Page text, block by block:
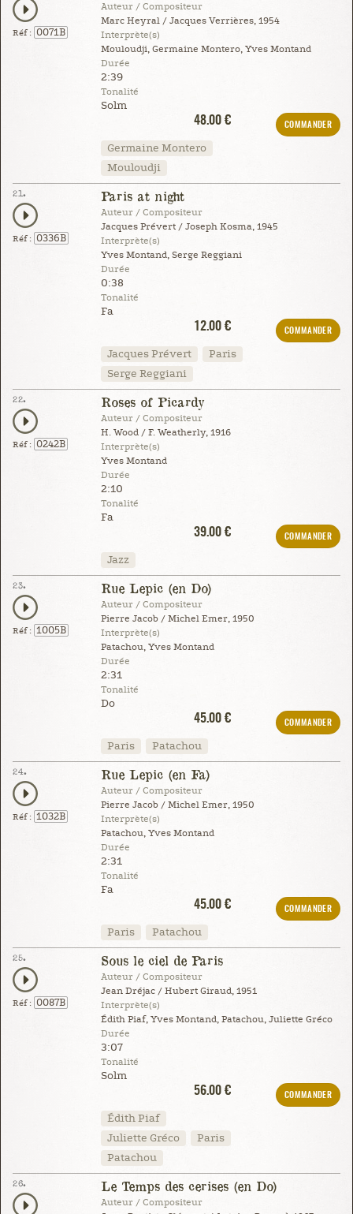
Réf : 0071B
Auteur / Compositeur
Marc Heyral / Jacques Verrières, 1954
Interprète(s)
Mouloudji, Germaine Montero, Yves Montand
Durée
2:39
Tonalité
Solm
48.00 €
COMMANDER
Germaine Montero
Mouloudji
21.
Réf : 0336B
Paris at night
Auteur / Compositeur
Jacques Prévert / Joseph Kosma, 1945
Interprète(s)
Yves Montand, Serge Reggiani
Durée
0:38
Tonalité
Fa
12.00 €
COMMANDER
Jacques Prévert
Paris
Serge Reggiani
22.
Réf : 0242B
Roses of Picardy
Auteur / Compositeur
H. Wood / F. Weatherly, 1916
Interprète(s)
Yves Montand
Durée
2:10
Tonalité
Fa
39.00 €
COMMANDER
Jazz
23.
Réf : 1005B
Rue Lepic (en Do)
Auteur / Compositeur
Pierre Jacob / Michel Emer, 1950
Interprète(s)
Patachou, Yves Montand
Durée
2:31
Tonalité
Do
45.00 €
COMMANDER
Paris Patachou
24.
Réf : 1032B
Rue Lepic (en Fa)
Auteur / Compositeur
Pierre Jacob / Michel Emer, 1950
Interprète(s)
Patachou, Yves Montand
Durée
2:31
Tonalité
Fa
45.00 €
COMMANDER
Paris Patachou
25.
Réf : 0087B
Sous le ciel de Paris
Auteur / Compositeur
Jean Dréjac / Hubert Giraud, 1951
Interprète(s)
Édith Piaf, Yves Montand, Patachou, Juliette Gréco
Durée
3:07
Tonalité
Solm
56.00 €
COMMANDER
Édith Piaf
Juliette Gréco
Paris
Patachou
26. Le Temps des cerises (en Do)
Auteur / Compositeur